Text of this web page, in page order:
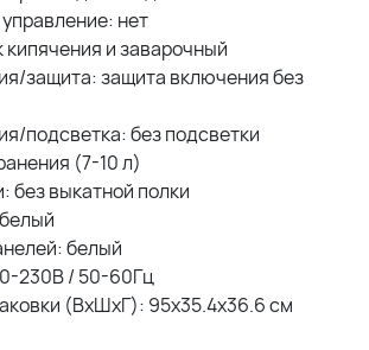
нет
кипячения и заварочный
защита: защита включения без
подсветка: без подсветки
(7-10 л)
без выкатной полки
белый
230В / 50-60Гц
(ВxШxГ): 95x35.4x36.6 см